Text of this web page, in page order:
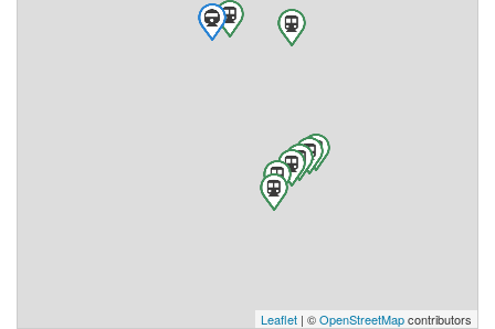
Leaflet | ©OpenStreetMapcontributors